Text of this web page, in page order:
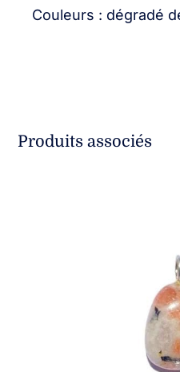
Couleurs : dégradé
Produits associés